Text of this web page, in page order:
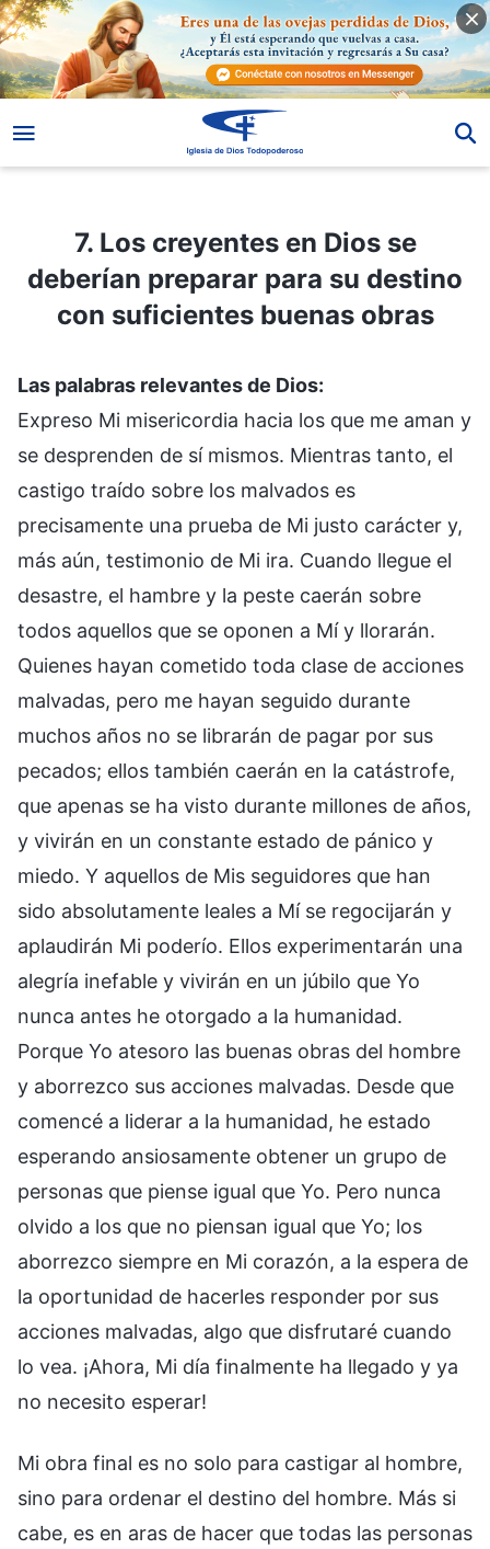
7. Los creyentes en Dios se
deberían preparar para su destino
con suficientes buenas obras
Las palabras relevantes de Dios:
Expreso Mi misericordia hacia los que me aman y
se desprenden de sí mismos. Mientras tanto, el
castigo traído sobre los malvados es
precisamente una prueba de Mi justo carácter y,
más aún, testimonio de Mi ira. Cuando llegue el
desastre, el hambre y la peste caerán sobre
todos aquellos que se oponen a Mí y llorarán.
Quienes hayan cometido toda clase de acciones
malvadas, pero me hayan seguido durante
muchos años no se librarán de pagar por sus
pecados; ellos también caerán en la catástrofe,
que apenas se ha visto durante millones de años,
y vivirán en un constante estado de pánico y
miedo. Y aquellos de Mis seguidores que han
sido absolutamente leales a Mí se regocijarán y
aplaudirán Mi poderío. Ellos experimentarán una
alegría inefable y vivirán en un júbilo que Yo
nunca antes he otorgado a la humanidad.
Porque Yo atesoro las buenas obras del hombre
y aborrezco sus acciones malvadas. Desde que
comencé a liderar a la humanidad, he estado
esperando ansiosamente obtener un grupo de
personas que piense igual que Yo. Pero nunca
olvido a los que no piensan igual que Yo; los
aborrezco siempre en Mi corazón, a la espera de
la oportunidad de hacerles responder por sus
acciones malvadas, algo que disfrutaré cuando
lo vea. ¡Ahora, Mi día finalmente ha llegado y ya
no necesito esperar!
Mi obra final es no solo para castigar al hombre,
sino para ordenar el destino del hombre. Más si
cabe, es en aras de hacer que todas las personas